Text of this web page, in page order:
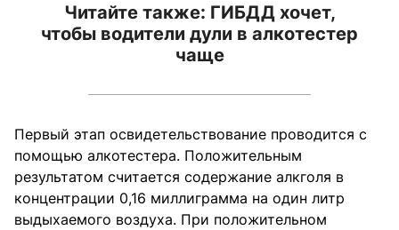
Читайте также: ГИБДД хочет,
чтобы водители дули в алкотестер
чаще
Первый этап освидетельствование проводится с
помощью алкотестера. Положительным
результатом считается содержание алкголя в
концентрации 0,16 миллиграмма на один литр
выдыхаемого воздуха. При положительном